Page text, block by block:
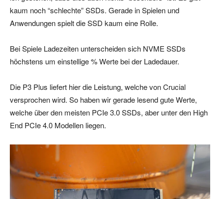
kaum noch “schlechte” SSDs. Gerade in Spielen und
Anwendungen spielt die SSD kaum eine Rolle.
Bei Spiele Ladezeiten unterscheiden sich NVME SSDs
höchstens um einstellige % Werte bei der Ladedauer.
Die P3 Plus liefert hier die Leistung, welche von Crucial
versprochen wird. So haben wir gerade lesend gute Werte,
welche über den meisten PCIe 3.0 SSDs, aber unter den High
End PCIe 4.0 Modellen liegen.